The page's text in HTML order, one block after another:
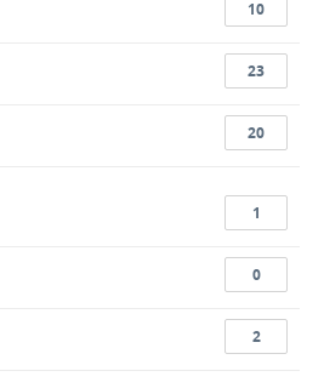
10
23
20
1
0
2